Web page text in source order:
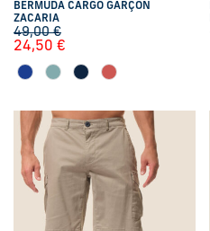
BERMUDA CARGO GARÇON
ZACARIA
49,00€
24,50 €